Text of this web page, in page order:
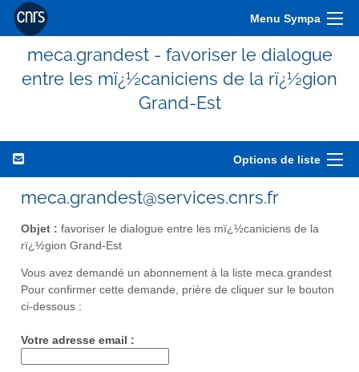
Menu Sympa
meca.grandest - favoriser le dialogue
entre les mï¿½caniciens de la rï¿½gion
Grand-Est
Options de liste
meca.grandest@services.cnrs.fr
Objet : favoriser le dialogue entre les mï¿½caniciens de la
rï¿½gion Grand-Est
Vous avez demandé un abonnement à la liste meca.grandest
Pour confirmer cette demande, prière de cliquer sur le bouton
ci-dessous :
Votre adresse email :